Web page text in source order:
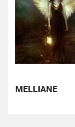
MELLIANE